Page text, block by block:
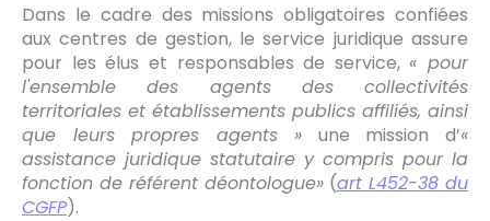
Dans le cadre des missions obligatoires confiées
aux centres de gestion, le service juridique assure
pour les élus et responsables de service, « pour
l'ensemble des agents des collectivités
territoriales et établissements publics affiliés, ainsi
que leurs propres agents » une mission d’«
assistance juridique statutaire y compris pour la
fonction de référent déontologue» (art L452-38 du
CGFP).